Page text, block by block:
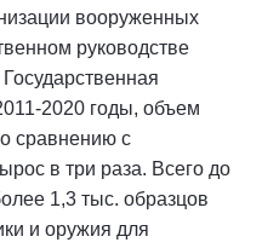
вооруженных
руководстве
2020 годы, объем
сравнению с
в три раза. Всего до
1,3 тыс. образцов
и оружия для